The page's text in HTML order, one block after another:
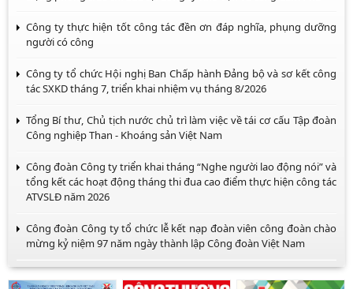
Công ty thực hiện tốt công tác đền ơn đáp nghĩa, phụng dưỡng
người có công
Công ty tổ chức Hội nghị Ban Chấp hành Đảng bộ và sơ kết công
tác SXKD tháng 7, triển khai nhiệm vụ tháng 8/2026
Tổng Bí thư, Chủ tịch nước chủ trì làm việc về tái cơ cấu Tập đoàn
Công nghiệp Than - Khoáng sản Việt Nam
Công đoàn Công ty triển khai tháng “Nghe người lao động nói” và
tổng kết các hoạt động tháng thi đua cao điểm thực hiện công tác
ATVSLĐ năm 2026
Công đoàn Công ty tổ chức lễ kết nạp đoàn viên công đoàn chào
mừng kỷ niệm 97 năm ngày thành lập Công đoàn Việt Nam